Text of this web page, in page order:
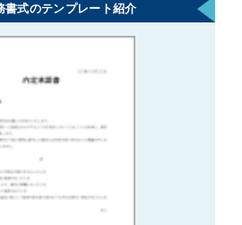
書式のテンプレート紹介